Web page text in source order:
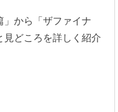
」から「ザファイナ
見どころを詳しく紹介